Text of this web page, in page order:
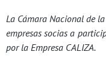
La Cámara Nacional de
empresas socias a
por la Empresa CALIZA.